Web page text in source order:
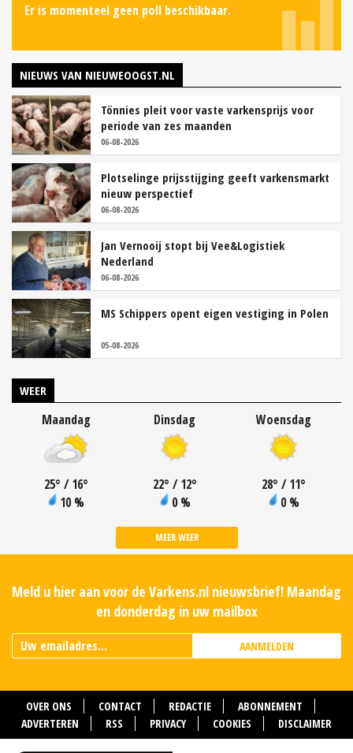
Er is momenteel geen poll beschikbaar.
NIEUWS VAN NIEUWEOOGST.NL
Tönnies pleit voor vaste varkensprijs voor
periode van zes maanden
06-08-2026
Plotselinge prijsstijging geeft varkensmarkt
nieuw perspectief
06-08-2026
Jan Vernooij stopt bij Vee&Logistiek
Nederland
06-08-2026
MS Schippers opent eigen vestiging in Polen
05-08-2026
WEER
Maandag
25° / 16°
10 %
Dinsdag
22° / 12°
0 %
Woensdag
28° / 11°
0 %
MEER WEER
Meld u hier aan voor de Varkens.nl nieuwsbrief! Maandag
en donderdag in uw mailbox
AANMELDEN
OVER ONS CONTACT REDACTIE
ABONNEMENT
ADVERTEREN
RSS PRIVACY COOKIES DISCLAIMER